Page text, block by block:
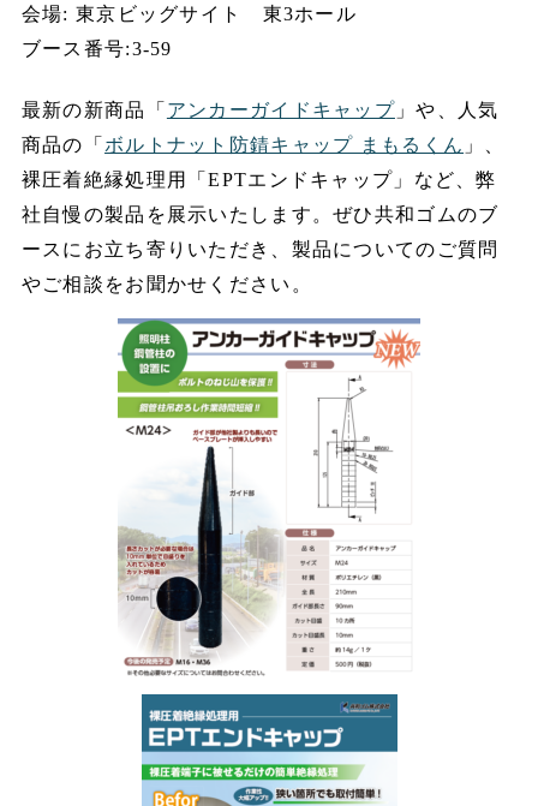
会場: 東京ビッグサイト 東3ホール
ブース番号:3-59
最新の新商品「 アンカーガイドキャップ」や、人気
商品の「 ボルトナット防錆キャップ まもるくん 」、
裸圧着絶縁処理用「EPTエンドキャップ」など、弊
社自慢の製品を展示いたします。ぜひ共和ゴムのブ
ースにお立ち寄りいただき、製品についてのご質問
やご相談をお聞かせください。